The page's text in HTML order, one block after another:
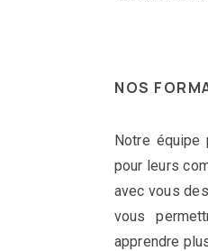
NOS
Notre équipe
pour leurs
avec vous
vous
apprendre